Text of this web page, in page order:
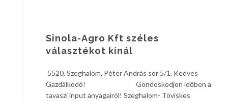
Sinola-Agro Kft széles
választékot kínál
5520, Szeghalom, Péter András sor 5/1. Kedves
Gazdálkodó! Gondoskodjon időben a
tavaszi input anyagairól! Szeghalom- Töviskes